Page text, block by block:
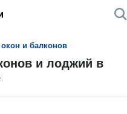
и балконов
и лоджий в